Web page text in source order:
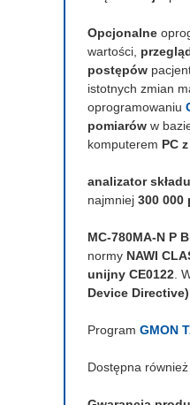
Opcjonalne
wartości,
postępów
istotnych zmian
oprogramowaniu
pomiarów w
komputerem PC
analizator
najmniej 300 000
MC-780MA-N P
normy NAWI
unijny CE0122 .
Device Directive)
Program GMON
Dostępna